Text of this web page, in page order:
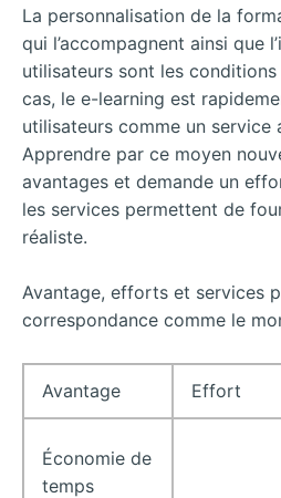
La personnalisation de la
qui l’accompagnent ainsi que
utilisateurs sont les
cas, le e-learning est
utilisateurs comme un service
Apprendre par ce moyen
avantages et demande un
les services permettent de
réaliste.
Avantage, efforts et services
correspondance comme le
Avantage Effort
Économie de
temps